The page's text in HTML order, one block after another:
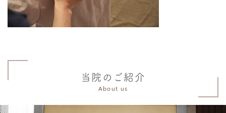
当院のご紹介
About us